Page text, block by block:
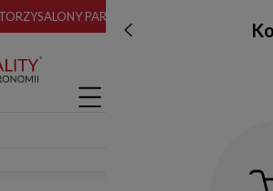
SALONY PARTNERSKIE